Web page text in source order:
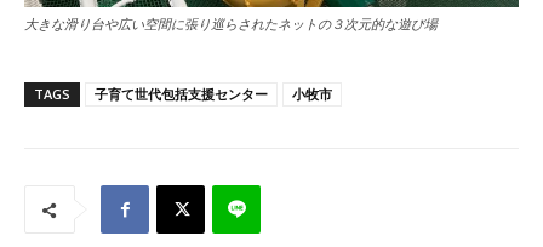
大きな滑り台や広い空間に張り巡らされたネットの３次元的な遊び場
TAGS 子育て世代包括支援センター 小牧市